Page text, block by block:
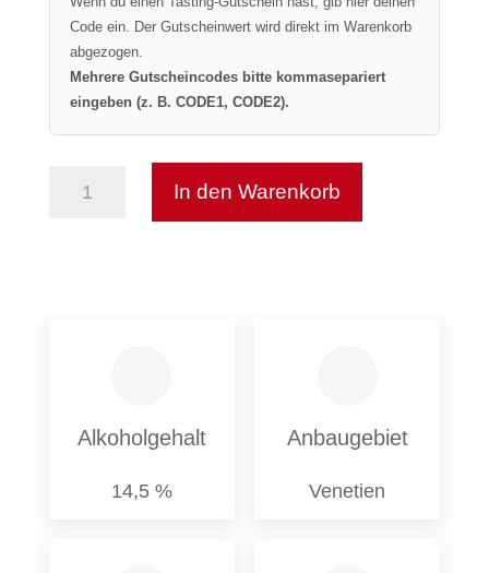
Code ein. Der Gutscheinwert wird direkt im Warenkorb
abgezogen.
Mehrere Gutscheincodes bitte kommasepariert
eingeben (z. B. CODE1, CODE2).
Valpolicella
In den Warenkorb
Alkoholgehalt
14,5 %
Anbaugebiet
Venetien